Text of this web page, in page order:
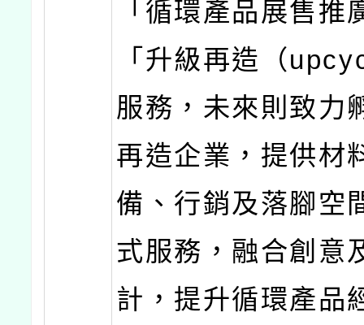
「循環產品展售推
「升級再造（
服務，未來則致力
再造企業，提供材
備、行銷及落腳空
式服務，融合創意
計，提升循環產品